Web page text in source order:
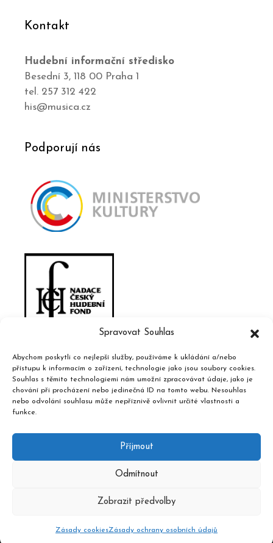
Spravovat Souhlas
Abychom poskytli co nejlepší služby, používáme k ukládání a/nebo
přístupu k informacím o zařízení, technologie jako jsou soubory cookies.
Souhlas s těmito technologiemi nám umožní zpracovávat údaje, jako je
chování při procházení nebo jedinečná ID na tomto webu. Nesouhlas
nebo odvolání souhlasu může nepříznivě ovlivnit určité vlastnosti a
funkce.
Příjmout
Odmítnout
Zobrazit předvolby
Zásady cookiesZásady ochrany osobních údajů
Kontakt
Hudební informační středisko
Besední 3, 118 00 Praha 1
tel. 257 312 422
his@musica.cz
Podporují nás
Dokument